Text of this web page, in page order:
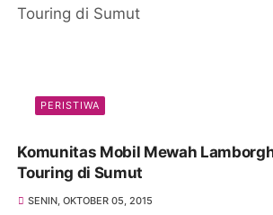
PERISTIWA
Komunitas Mobil Mewah
Touring di Sumut
SENIN, OKTOBER 05, 2015